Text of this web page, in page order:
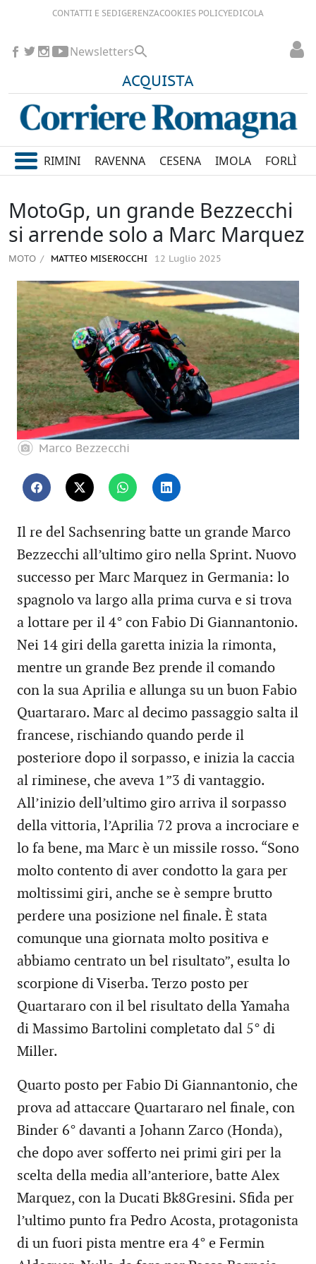
CONTATTI E SEDIGERENZACOOKIES POLICYEDICOLA
ACQUISTA
Newsletters
RIMINI RAVENNA CESENA IMOLA FORLÌ
MotoGp, un grande Bezzecchi
si arrende solo a Marc Marquez
MOTO MATTEO MISEROCCHI 12 Luglio 2025
Marco Bezzecchi
Il re del Sachsenring batte un grande Marco
Bezzecchi all’ultimo giro nella Sprint. Nuovo
successo per Marc Marquez in Germania: lo
spagnolo va largo alla prima curva e si trova
a lottare per il 4° con Fabio Di Giannantonio.
Nei 14 giri della garetta inizia la rimonta,
mentre un grande Bez prende il comando
con la sua Aprilia e allunga su un buon Fabio
Quartararo. Marc al decimo passaggio salta il
francese, rischiando quando perde il
posteriore dopo il sorpasso, e inizia la caccia
al riminese, che aveva 1”3 di vantaggio.
All’inizio dell’ultimo giro arriva il sorpasso
della vittoria, l’Aprilia 72 prova a incrociare e
lo fa bene, ma Marc è un missile rosso. “Sono
molto contento di aver condotto la gara per
moltissimi giri, anche se è sempre brutto
perdere una posizione nel finale. È stata
comunque una giornata molto positiva e
abbiamo centrato un bel risultato”, esulta lo
scorpione di Viserba. Terzo posto per
Quartararo con il bel risultato della Yamaha
di Massimo Bartolini completato dal 5° di
Miller.
Quarto posto per Fabio Di Giannantonio, che
prova ad attaccare Quartararo nel finale, con
Binder 6° davanti a Johann Zarco (Honda),
che dopo aver sofferto nei primi giri per la
scelta della media all’anteriore, batte Alex
Marquez, con la Ducati Bk8Gresini. Sfida per
l’ultimo punto fra Pedro Acosta, protagonista
di un fuori pista mentre era 4° e Fermin